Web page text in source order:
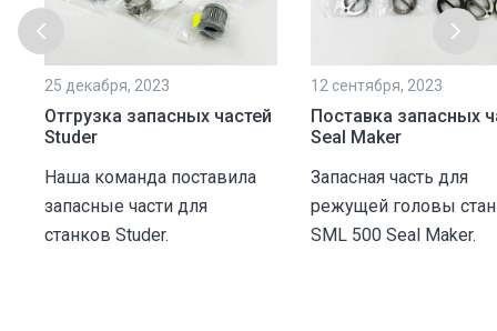
25 декабря, 2023
Отгрузка запасных частей
Studer
Наша команда поставила
запасные части для
станков Studer.
12 сентября, 2023
Поставка запасных
Seal Maker
Запасная часть для
режущей головы
SML 500 Seal Maker.